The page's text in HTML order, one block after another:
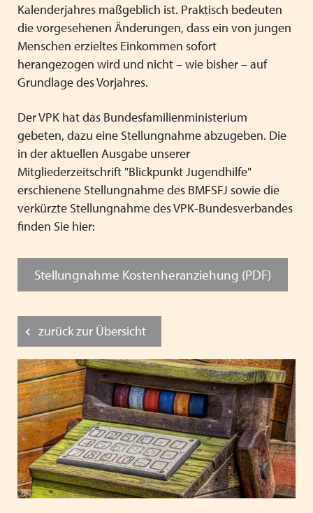
Kalenderjahres maßgeblich ist. Praktisch bedeuten
die vorgesehenen Änderungen, dass ein von jungen
Menschen erzieltes Einkommen sofort
herangezogen wird und nicht – wie bisher – auf
Grundlage des Vorjahres.
Der VPK hat das Bundesfamilienministerium
gebeten, dazu eine Stellungnahme abzugeben. Die
in der aktuellen Ausgabe unserer
Mitgliederzeitschrift "Blickpunkt Jugendhilfe"
erschienene Stellungnahme des BMFSFJ sowie die
verkürzte Stellungnahme des VPK-Bundesverbandes
finden Sie hier:
Stellungnahme Kostenheranziehung (PDF)
zurück zur Übersicht